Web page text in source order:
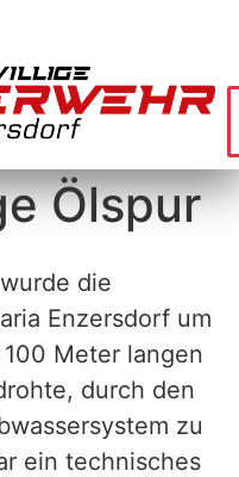
Ölspur
die
Enzersdorf um
Meter langen
durch den
zu
ein technisches